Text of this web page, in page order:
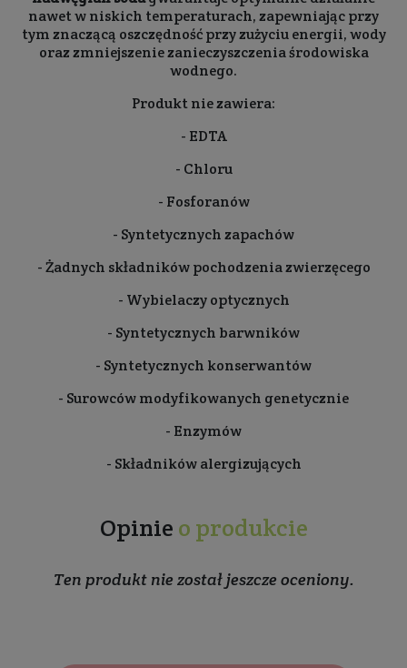
nawet w niskich temperaturach, zapewniając przy
tym znaczącą oszczędność przy zużyciu energii, wody
oraz zmniejszenie zanieczyszczenia środowiska
wodnego.
Produkt nie zawiera:
- EDTA
- Chloru
- Fosforanów
- Syntetycznych zapachów
- Żadnych składników pochodzenia zwierzęcego
- Wybielaczy optycznych
- Syntetycznych barwników
- Syntetycznych konserwantów
- Surowców modyfikowanych genetycznie
- Enzymów
- Składników alergizujących
Opinie o produkcie
Ten produkt nie został jeszcze oceniony.